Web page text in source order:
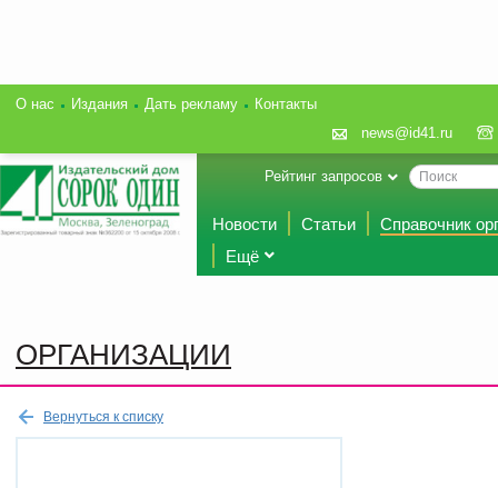
О нас Издания Дать рекламу
Контакты
news@id41.ru
Рейтинг запросов
Новости Статьи
Справочник
Ещё
ОРГАНИЗАЦИИ
Вернуться к списку